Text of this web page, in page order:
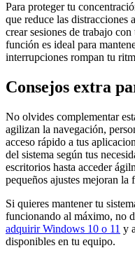
Para proteger tu
que reduce las
crear sesiones de trabajo
función es ideal para
interrupciones rompan tu
Consejos extra
No olvides complementar
agilizan la navegación,
acceso rápido a tus
del sistema según tus
escritorios hasta acceder
pequeños ajustes mejoran
Si quieres mantener tu
funcionando al máximo, no
adquirir Windows 10 o 11 y
disponibles en tu equipo.